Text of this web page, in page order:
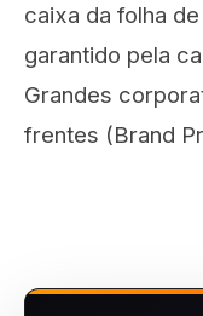
caixa da folha
garantido pela
Grandes
frentes (Brand